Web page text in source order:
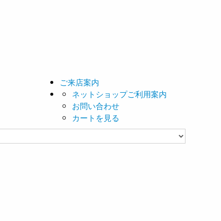
ご来店案内
ネットショップご利用案内
お問い合わせ
カートを見る